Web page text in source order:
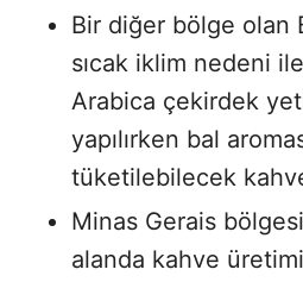
Bir diğer bölge olan
sıcak iklim nedeni
Arabica çekirdek
yapılırken bal
tüketilebilecek
Minas Gerais
alanda kahve